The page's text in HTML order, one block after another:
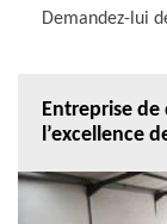
Demandez-lui
Entreprise de
l’excellence